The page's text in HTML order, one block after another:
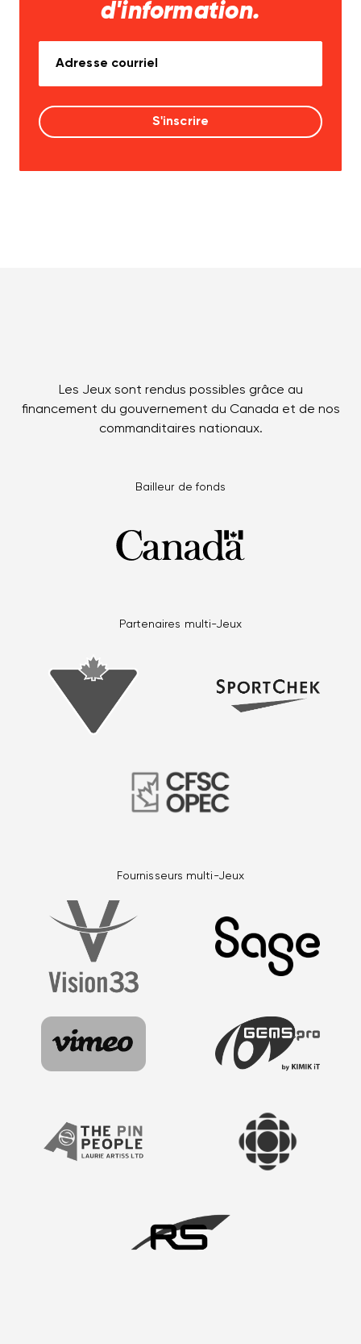
d'information.
Les Jeux sont rendus possibles grâce au
financement du gouvernement du Canada et de nos
commanditaires nationaux.
Bailleur de fonds
Partenaires multi-Jeux
Fournisseurs multi-Jeux